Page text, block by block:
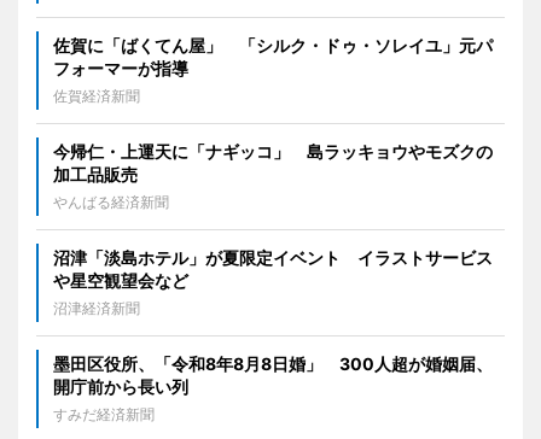
佐賀に「ばくてん屋」 「シルク・ドゥ・ソレイユ」元パ
フォーマーが指導
佐賀経済新聞
今帰仁・上運天に「ナギッコ」 島ラッキョウやモズクの
加工品販売
やんばる経済新聞
沼津「淡島ホテル」が夏限定イベント イラストサービス
や星空観望会など
沼津経済新聞
墨田区役所、「令和8年8月8日婚」 300人超が婚姻届、
開庁前から長い列
すみだ経済新聞